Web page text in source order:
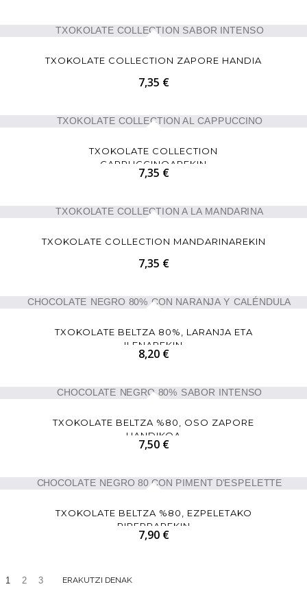
TXOKOLATE COLLECTION ZAPORE HANDIA
7,35 €
TXOKOLATE COLLECTION
CAPPUCCINOAREKIN
7,35 €
TXOKOLATE COLLECTION MANDARINAREKIN
7,35 €
TXOKOLATE BELTZA 80%, LARANJA ETA
ILENAREKIN
8,20 €
TXOKOLATE BELTZA %80, OSO ZAPORE
HANDIKOA
7,50 €
TXOKOLATE BELTZA %80, EZPELETAKO
PIPERRAREKIN
7,90 €
ERAKUTZI DENAK
1 2 3